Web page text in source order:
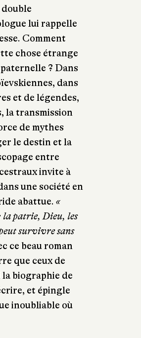
lui rappelle
Comment
chose étrange
paternelle ? Dans
dans
et de légendes,
la transmission
de mythes
le destin et la
entre
invite à
une société en
abattue. «
la patrie, Dieu, les
survivre sans
ce beau roman
que ceux de
biographie de
et épingle
inoubliable où